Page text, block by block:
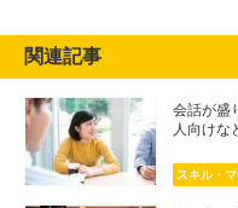
関連記事
会話が盛
人向けな
スキル・